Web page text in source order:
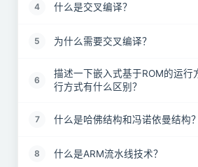
4 什么是交叉编译？
5 为什么需要交叉编译？
6
描述一下嵌入式基于ROM的运行
行方式有什么区别？
7 什么是哈佛结构和冯诺依曼结构？
8 什么是ARM流水线技术？